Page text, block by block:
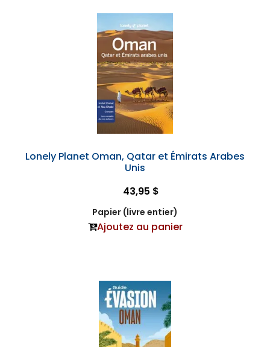
Lonely Planet Oman, Qatar et Émirats Arabes
Unis
43,95 $
Papier (livre entier)
Ajoutez au panier